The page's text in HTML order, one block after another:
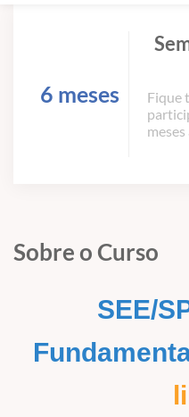
6 meses
Fique
Sobre o Curso
SEE/